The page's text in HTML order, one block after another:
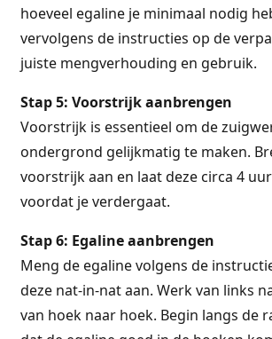
hoeveel egaline je minimaal nodig
vervolgens de instructies op de
juiste mengverhouding en gebruik.
Stap 5: Voorstrijk aanbrengen
Voorstrijk is essentieel om de
ondergrond gelijkmatig te maken.
voorstrijk aan en laat deze circa 4
voordat je verdergaat.
Stap 6: Egaline aanbrengen
Meng de egaline volgens de
deze nat-in-nat aan. Werk van links
van hoek naar hoek. Begin langs de